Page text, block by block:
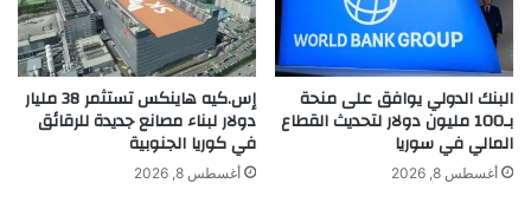
1.32%.
ي
ة
ل
ت
و
ل
و
ن
م
ا
البنك الدولي يوافق على منحة
بـ100 مليون دولار لتحديث القطاع
المالي في سوريا
أغسطس 8, 2026
إس.كيه هاينكس تستثمر 38 مليار
دولار لبناء مصانع جديدة للرقائق
في كوريا الجنوبية
أغسطس 8, 2026